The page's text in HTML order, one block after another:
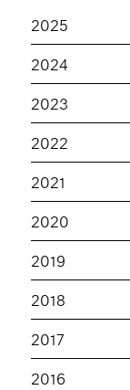
2025
2024
2023
2022
2021
2020
2019
2018
2017
2016